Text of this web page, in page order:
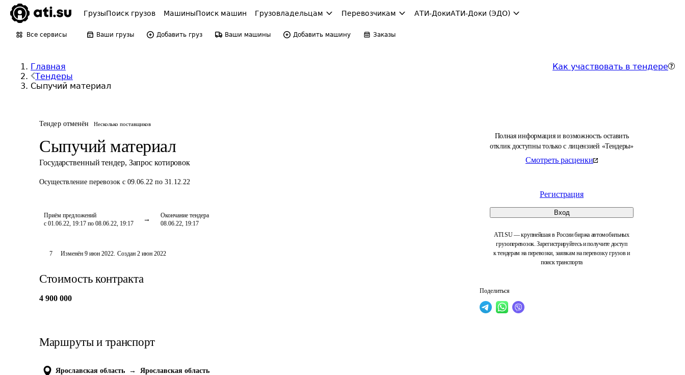
ГрузыПоиск грузов МашиныПоиск машин Грузовладельцам Перевозчикам АТИ-ДокиАТИ-Доки (ЭДО)
Все сервисы Ваши грузы Добавить груз Ваши машины Добавить машину Заказы
Главная
Тендеры
Сыпучий материал
Как участвовать в тендере
Тендер отменён Несколько поставщиков
Сыпучий материал
Государственный тендер, Запрос котировок
Осуществление перевозок с 09.06.22 по 31.12.22
Приём предложений
с 01.06.22, 19:17 по 08.06.22, 19:17
Окончание тендера
08.06.22, 19:17
Полная информация и возможность оставить
отклик доступны только с лицензией «Тендеры»
Смотреть расценки
Регистрация
Вход
ATI.SU — крупнейшая в России биржа автомобильных
грузоперевозок. Зарегистрируйтесь и получите доступ
к тендерам на перевозки, заявкам на перевозку грузов и
поиск транспорта
Поделиться
7 Изменён 9 июн 2022. Создан 2 июн 2022
Стоимость контракта
4 900 000
Маршруты и транспорт
Ярославская область → Ярославская область